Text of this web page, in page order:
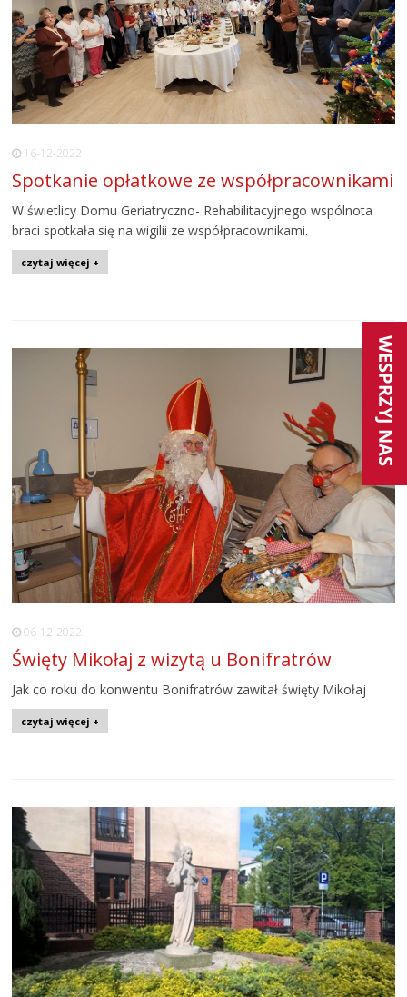
16-12-2022
Spotkanie opłatkowe ze współpracownikami
W świetlicy Domu Geriatryczno- Rehabilitacyjnego wspólnota
braci spotkała się na wigilii ze współpracownikami.
czytaj więcej +
06-12-2022
Święty Mikołaj z wizytą u Bonifratrów
Jak co roku do konwentu Bonifratrów zawitał święty Mikołaj
czytaj więcej +